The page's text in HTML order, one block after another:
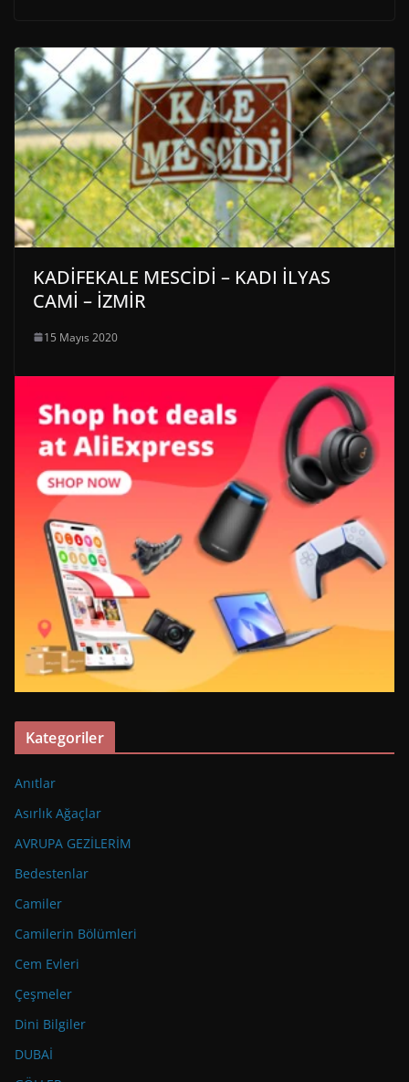
KADİFEKALE MESCİDİ – KADI İLYAS
CAMİ – İZMİR
15 Mayıs 2020
Kategoriler
Anıtlar
Asırlık Ağaçlar
AVRUPA GEZİLERİM
Bedestenlar
Camiler
Camilerin Bölümleri
Cem Evleri
Çeşmeler
Dini Bilgiler
DUBAİ